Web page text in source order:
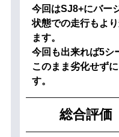
今回はSJ8+にバー
状態での走行もよ
ます。
今回も出来れば5シ
このまま劣化せず
す。
総合評価